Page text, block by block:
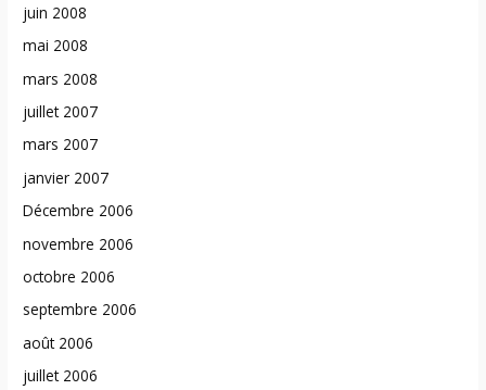
juin 2008
mai 2008
mars 2008
juillet 2007
mars 2007
janvier 2007
Décembre 2006
novembre 2006
octobre 2006
septembre 2006
août 2006
juillet 2006